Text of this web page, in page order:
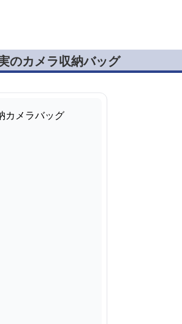
のカメラ収納バッグ